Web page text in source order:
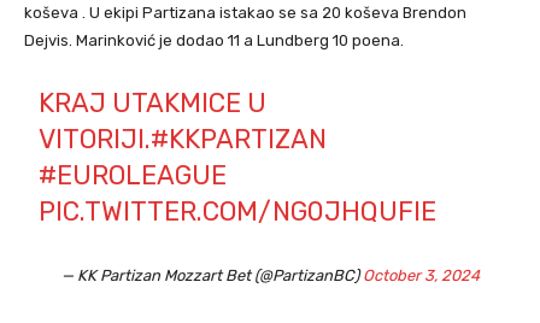
koševa . U ekipi Partizana istakao se sa 20 koševa Brendon
Dejvis. Marinković je dodao 11 a Lundberg 10 poena.
KRAJ UTAKMICE U
VITORIJI.#KKPARTIZAN
#EUROLEAGUE
PIC.TWITTER.COM/NG0JHQUFIE
— KK Partizan Mozzart Bet (@PartizanBC)October 3, 2024